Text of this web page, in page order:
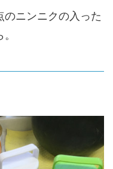
のニンニクの入った